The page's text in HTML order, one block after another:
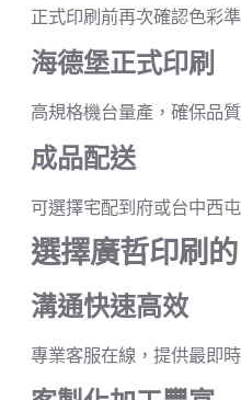
正式印刷前再次確認色彩
海德堡正式印刷
高規格機台量產，確保品
成品配送
可選擇宅配到府或台中西
選擇廣哲印刷
溝通快速高效
專業客服在線，提供最即